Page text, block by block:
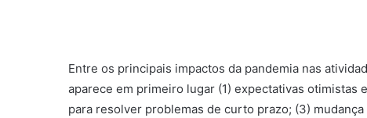
Entre os principais impactos da pandemia nas
aparece em primeiro lugar (1) expectativas otimistas
para resolver problemas de curto prazo; (3)